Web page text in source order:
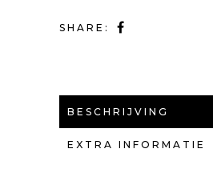
SHARE:
BESCHRIJVING
EXTRA INFORMATIE